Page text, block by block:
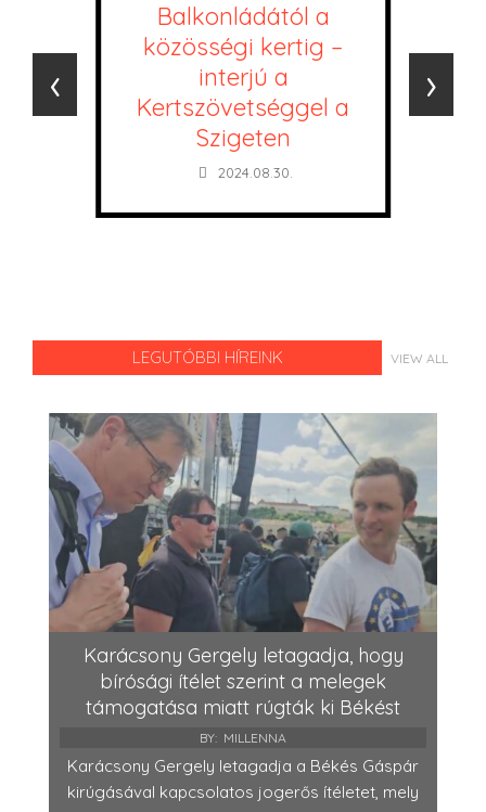
Balkonládától a
közösségi kertig –
interjú a
Kertszövetséggel a
Szigeten
2024.08.30.
‹ ›
LEGUTÓBBI HÍREINK VIEW ALL
Karácsony Gergely letagadja, hogy
bírósági ítélet szerint a melegek
támogatása miatt rúgták ki Békést
BY: MILLENNA
Karácsony Gergely letagadja a Békés Gáspár
kirúgásával kapcsolatos jogerős ítéletet, mely